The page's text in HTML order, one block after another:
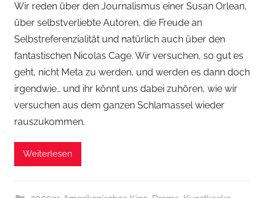
Wir reden über den Journalismus einer Susan Orlean,
über selbstverliebte Autoren, die Freude an
Selbstreferenzialität und natürlich auch über den
fantastischen Nicolas Cage. Wir versuchen, so gut es
geht, nicht Meta zu werden, und werden es dann doch
irgendwie… und ihr könnt uns dabei zuhören, wie wir
versuchen aus dem ganzen Schlamassel wieder
rauszukommen.
Weiterlesen